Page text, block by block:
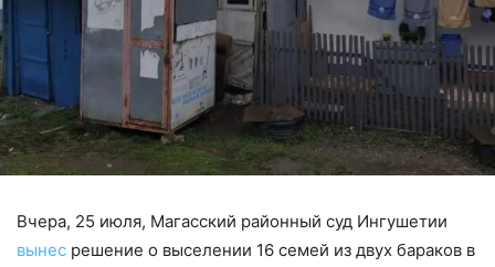
Вчера, 25 июля, Магасский районный суд Ингушетии
вынес решение о выселении 16 семей из двух бараков в